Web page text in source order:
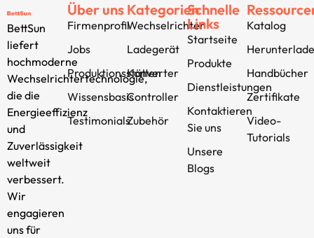
BettSun
liefert
hochmoderne
Wechselrichtertechnologie,
die die
Energieeffizienz
und
Zuverlässigkeit
weltweit
verbessert.
Wir
engagieren
uns für
Über uns
Firmenprofil
Jobs
Produktionsstätten
Wissensbasis
Testimonials
Kategorien
Wechselrichter
Ladegerät
Konverter
Controller
Zubehör
Schnelle
Links
Startseite
Produkte
Dienstleistungen
Kontaktieren
Sie uns
Unsere
Blogs
Katalog
Handbücher
Zertifikate
Video-
Tutorials